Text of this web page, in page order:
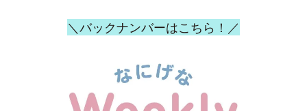
＼バックナンバーはこちら！／